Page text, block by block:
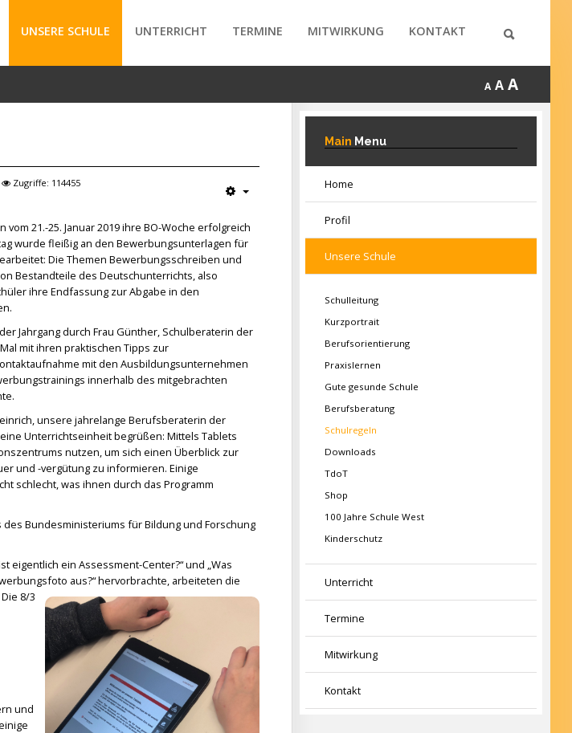
responsive_mobile_menu.php
UNSERE SCHULE UNTERRICHT TERMINE MITWIRKUNG KONTAKT
A A A
Zugriffe: 114455
vom 21.-25. Januar 2019 ihre BO-Woche erfolgreich
wurde fleißig an den Bewerbungsunterlagen für
Die Themen Bewerbungsschreiben und
Bestandteile des Deutschunterrichts, also
ihre Endfassung zur Abgabe in den
Jahrgang durch Frau Günther, Schulberaterin der
mit ihren praktischen Tipps zur
mit den Ausbildungsunternehmen
innerhalb des mitgebrachten
unsere jahrelange Berufsberaterin der
Unterrichtseinheit begrüßen: Mittels Tablets
nutzen, um sich einen Überblick zur
und -vergütung zu informieren. Einige
schlecht, was ihnen durch das Programm
Bundesministeriums für Bildung und Forschung
eigentlich ein Assessment-Center?“ und „Was
aus?“ hervorbrachte, arbeiteten die
8/3
und
Main Menu
Home
Profil
Unsere Schule
Schulleitung
Kurzportrait
Berufsorientierung
Praxislernen
Gute gesunde Schule
Berufsberatung
Schulregeln
Downloads
TdoT
Shop
100 Jahre Schule West
Kinderschutz
Unterricht
Termine
Mitwirkung
Kontakt